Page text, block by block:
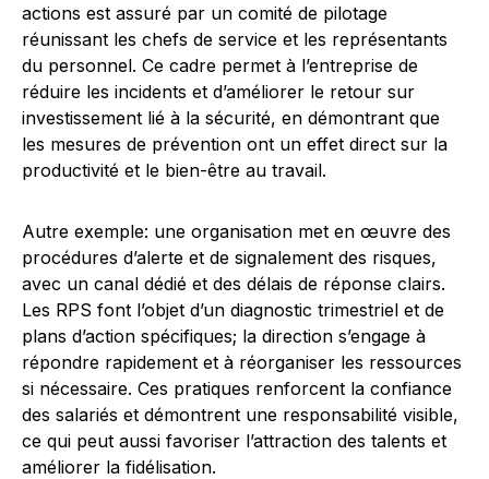
actions est assuré par un comité de pilotage
réunissant les chefs de service et les représentants
du personnel. Ce cadre permet à l’entreprise de
réduire les incidents et d’améliorer le retour sur
investissement lié à la sécurité, en démontrant que
les mesures de prévention ont un effet direct sur la
productivité et le bien-être au travail.
Autre exemple: une organisation met en œuvre des
procédures d’alerte et de signalement des risques,
avec un canal dédié et des délais de réponse clairs.
Les RPS font l’objet d’un diagnostic trimestriel et de
plans d’action spécifiques; la direction s’engage à
répondre rapidement et à réorganiser les ressources
si nécessaire. Ces pratiques renforcent la confiance
des salariés et démontrent une responsabilité visible,
ce qui peut aussi favoriser l’attraction des talents et
améliorer la fidélisation.